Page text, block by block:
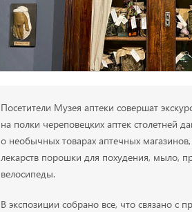
Посетители Музея аптеки совершат
на полки череповецких аптек столетней
о необычных товарах аптечных
лекарств порошки для похудения, мыло,
велосипеды.
В экспозиции собрано все, что связано с